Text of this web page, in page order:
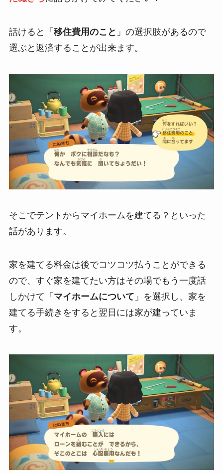
話けると「 移住費用のこと 」の選択肢があるので
選ぶと返済することが出来ます。
そこでテントからマイホームを建てる？といった
話があります。
家を建てる料金は後でコツコツ払うことができる
ので、すぐ家を建てたい方はその場でもう一度話
しかけて「 マイホームについて 」を選択し、家を
建てる手続きをすると翌日には家が建っていま
す。